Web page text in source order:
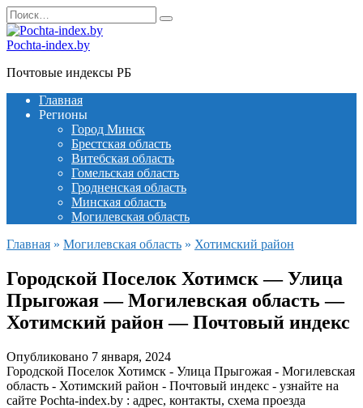
Перейти
к
содержанию
Search
for:
Pochta-index.by
Почтовые индексы РБ
Главная
Регионы
Город Минск
Брестская область
Витебская область
Гомельская область
Гродненская область
Минская область
Могилевская область
Главная » Могилевская область » Хотимский район
Городской Поселок Хотимск — Улица
Прыгожая — Могилевская область —
Хотимский район — Почтовый индекс
Опубликовано 7 января, 2024
Городской Поселок Хотимск - Улица Прыгожая - Могилевская
область - Хотимский район - Почтовый индекс - узнайте на
сайте Pochta-index.by : адрес, контакты, схема проезда